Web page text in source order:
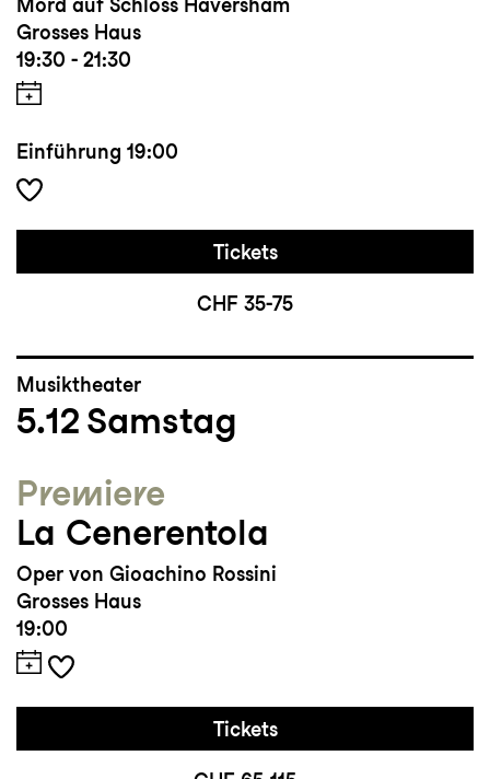
Mord auf Schloss Haversham
Grosses Haus
19:30 - 21:30
Einführung 19:00
Tickets
CHF 35-75
Musiktheater
5.12 Samstag
Premiere
La Cenerentola
Oper von Gioachino Rossini
Grosses Haus
19:00
Tickets